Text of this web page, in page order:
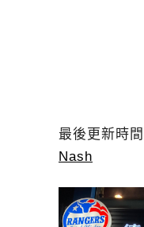
最後更新時
Nash